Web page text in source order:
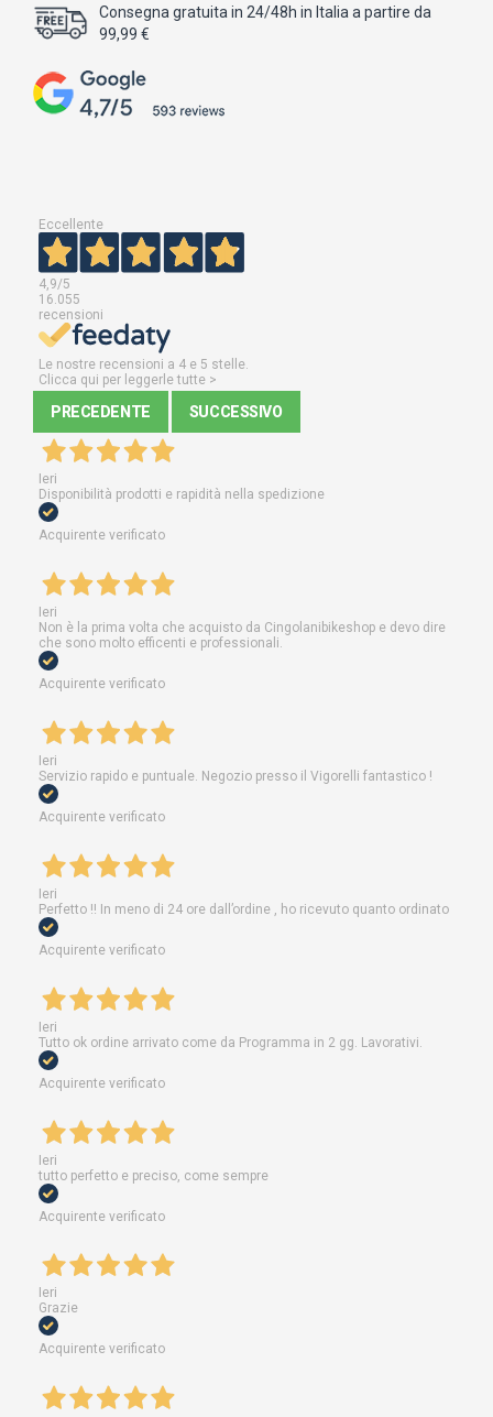
Consegna gratuita in 24/48h in Italia a partire da
99,99 €
Eccellente
4,9/5
16.055
recensioni
Le nostre recensioni a 4 e 5 stelle.
Clicca qui per leggerle tutte >
PRECEDENTE SUCCESSIVO
Ieri
Disponibilità prodotti e rapidità nella spedizione
Acquirente verificato
Ieri
Non è la prima volta che acquisto da Cingolanibikeshop e devo dire
che sono molto efficenti e professionali.
Acquirente verificato
Ieri
Servizio rapido e puntuale. Negozio presso il Vigorelli fantastico !
Acquirente verificato
Ieri
Perfetto !! In meno di 24 ore dall’ordine , ho ricevuto quanto ordinato
Acquirente verificato
Ieri
Tutto ok ordine arrivato come da Programma in 2 gg. Lavorativi.
Acquirente verificato
Ieri
tutto perfetto e preciso, come sempre
Acquirente verificato
Ieri
Grazie
Acquirente verificato